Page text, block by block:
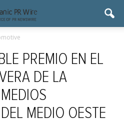
PREMIO EN EL
DE LA
MEDIO OESTE